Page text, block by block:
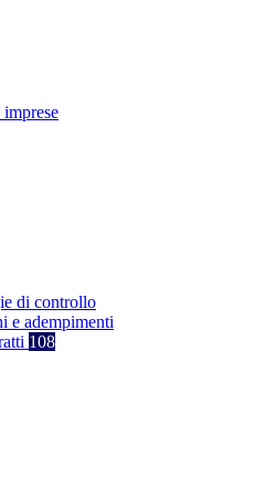
di controllo
e adempimenti
108